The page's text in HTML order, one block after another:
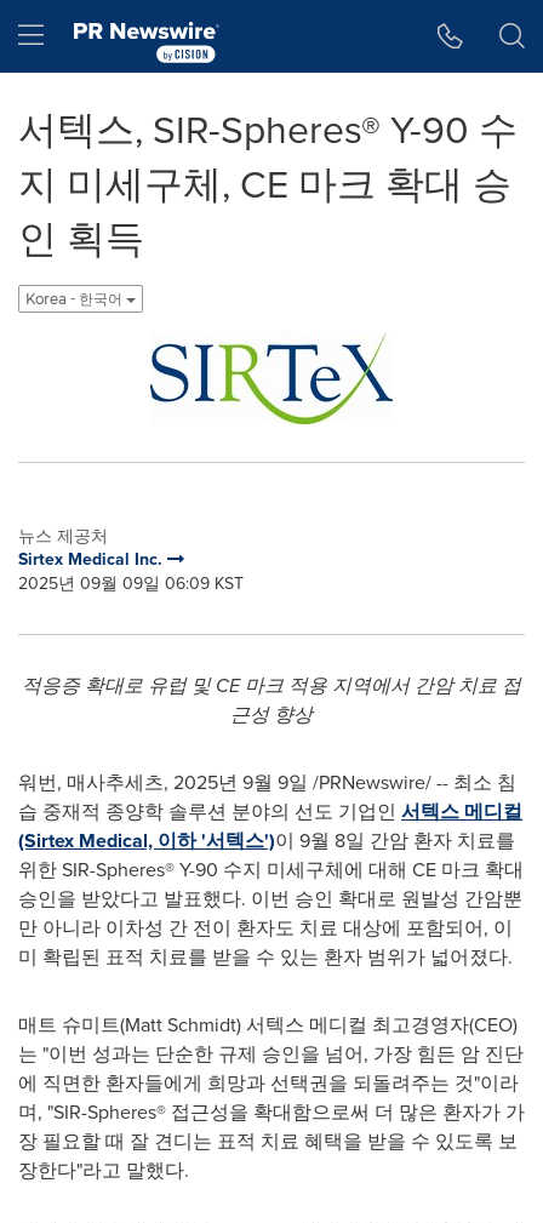
Hamburger menu
서텍스, SIR-Spheres® Y-90 수
지 미세구체, CE 마크 확대 승
인 획득
Korea - 한국어
뉴스 제공처
Sirtex Medical Inc.
2025년 09월 09일 06:09 KST
적응증 확대로 유럽 및CE 마크 적용 지역에서 간암 치료 접
근성 향상
워번, 매사추세츠, 2025년 9월 9일 /PRNewswire/ -- 최소 침
습 중재적 종양학 솔루션 분야의 선도 기업인 서텍스 메디컬
(Sirtex Medical, 이하 '서텍스')이 9월 8일 간암 환자 치료를
위한 SIR-Spheres®Y-90 수지 미세구체에 대해 CE 마크 확대
승인을 받았다고 발표했다. 이번 승인 확대로 원발성 간암뿐
만 아니라 이차성 간 전이 환자도 치료 대상에 포함되어, 이
미 확립된 표적 치료를 받을 수 있는 환자 범위가 넓어졌다.
매트 슈미트(Matt Schmidt) 서텍스 메디컬 최고경영자(CEO)
는 "이번 성과는 단순한 규제 승인을 넘어, 가장 힘든 암 진단
에 직면한 환자들에게 희망과 선택권을 되돌려주는 것"이라
며, "SIR-Spheres® 접근성을 확대함으로써 더 많은 환자가 가
장 필요할 때 잘 견디는 표적 치료 혜택을 받을 수 있도록 보
장한다"라고 말했다.